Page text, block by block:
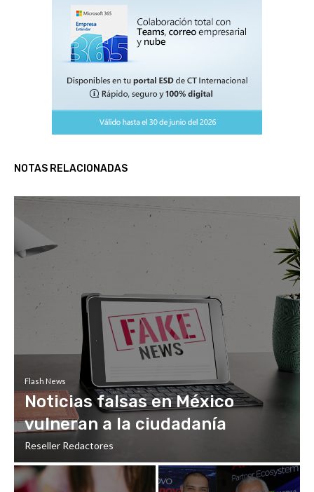
NOTAS RELACIONADAS
Flash News
Noticias falsas en México
vulneran a la ciudadanía
Reseller Redactores